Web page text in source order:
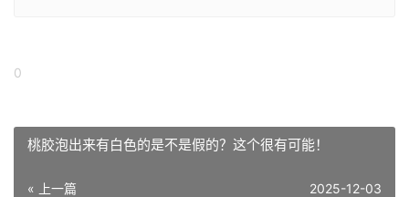
0
桃胶泡出来有白色的是不是假的？这个很有可能！
« 上一篇 2025-12-03